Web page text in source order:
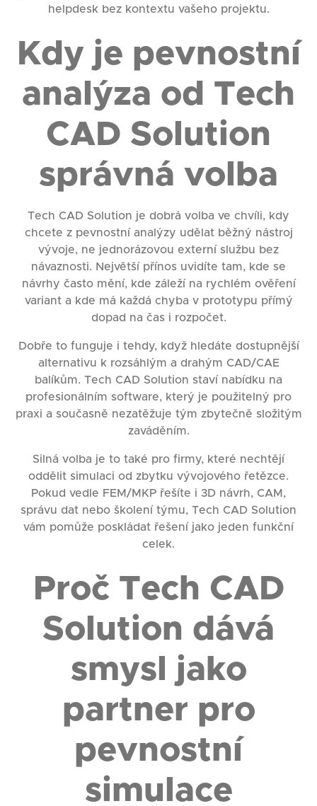
helpdesk bez kontextu vašeho projektu.
Kdy je pevnostní
analýza od Tech
CAD Solution
správná volba
Tech CAD Solution je dobrá volba ve chvíli, kdy
chcete z pevnostní analýzy udělat běžný nástroj
vývoje, ne jednorázovou externí službu bez
návaznosti. Největší přínos uvidíte tam, kde se
návrhy často mění, kde záleží na rychlém ověření
variant a kde má každá chyba v prototypu přímý
dopad na čas i rozpočet.
Dobře to funguje i tehdy, když hledáte dostupnější
alternativu k rozsáhlým a drahým CAD/CAE
balíkům. Tech CAD Solution staví nabídku na
profesionálním software, který je použitelný pro
praxi a současně nezatěžuje tým zbytečně složitým
zaváděním.
Silná volba je to také pro firmy, které nechtějí
oddělit simulaci od zbytku vývojového řetězce.
Pokud vedle FEM/MKP řešíte i 3D návrh, CAM,
správu dat nebo školení týmu, Tech CAD Solution
vám pomůže poskládat řešení jako jeden funkční
celek.
Proč Tech CAD
Solution dává
smysl jako
partner pro
pevnostní
simulace